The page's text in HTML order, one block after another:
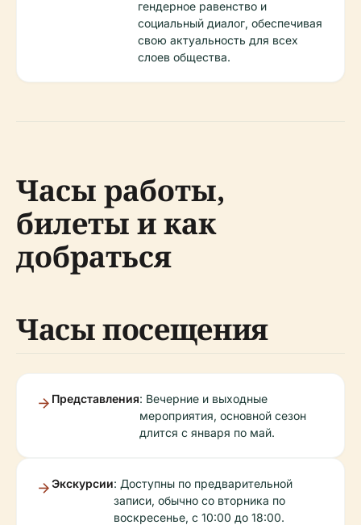
гендерное равенство и
социальный диалог, обеспечивая
свою актуальность для всех
слоев общества.
Часы работы,
билеты и как
добраться
Часы посещения
Представления: Вечерние и выходные
мероприятия, основной сезон
длится с января по май.
Экскурсии: Доступны по предварительной
записи, обычно со вторника по
воскресенье, с 10:00 до 18:00.